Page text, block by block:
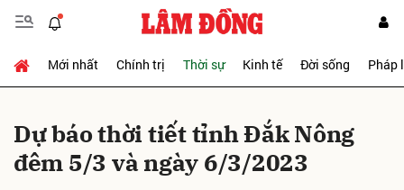
Mới nhất Chính trị Thời sự Kinh tế Đời sống Pháp
Dự báo thời tiết tỉnh Đắk Nông
đêm 5/3 và ngày 6/3/2023
Gửi bình luận